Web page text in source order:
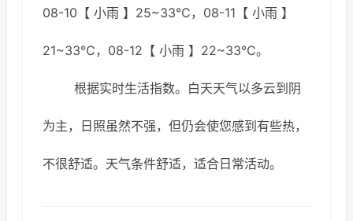
08-10【 小雨 】25~33℃，08-11【 小雨 】
21~33℃，08-12【 小雨 】22~33℃。
根据实时生活指数。白天天气以多云到阴
为主，日照虽然不强，但仍会使您感到有些热，
不很舒适。天气条件舒适，适合日常活动。